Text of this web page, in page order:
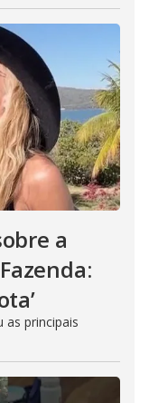
a
as principais